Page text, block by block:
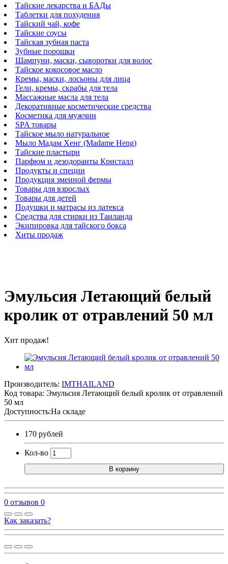
Тайские лекарства и БАДы
Таблетки для похудения
Тайский чай, кофе
Тайские соусы
Тайская зубная паста
Зубные порошки
Шампуни, маски, сыворотки для волос
Тайское кокосовое масло
Кремы, маски, лосьоны для лица
Гели, кремы, скрабы для тела
Массажные масла для тела
Декоративные косметические средства
Косметика для мужчин
SPA товары
Тайское мыло натуральное
Мыло Мадам Хенг (Madame Heng)
Тайские пластыри
Парфюм и дезодоранты Кристалл
Продукты и специи
Продукция змеиной фермы
Товары для взрослых
Товары для детей
Подушки и матрасы из латекса
Средства для стирки из Таиланда
Экипировка для тайского бокса
Хиты продаж
Эмульсия Летающий белый
кролик от отравлений 50 мл
Хит продаж!
Производитель: IMTHAILAND
Код товара: Эмульсия Летающий белый кролик от отравлений
50 мл
Доступность:На складе
170 рублей
Кол-во
В корзину
0 отзывов 0
Как заказать?